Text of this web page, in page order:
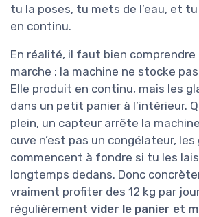
tu la poses, tu mets de l’eau, et
en continu.
En réalité, il faut bien
marche : la machine ne stocke
Elle produit en continu, mais les
dans un petit panier à l’intérieur.
plein, un capteur arrête la
cuve n’est pas un congélateur, les
commencent à fondre si tu les
longtemps dedans. Donc
vraiment profiter des 12 kg par
régulièrement vider le panier et